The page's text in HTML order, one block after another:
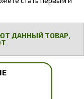
ДАННЫЙ ТОВАР,